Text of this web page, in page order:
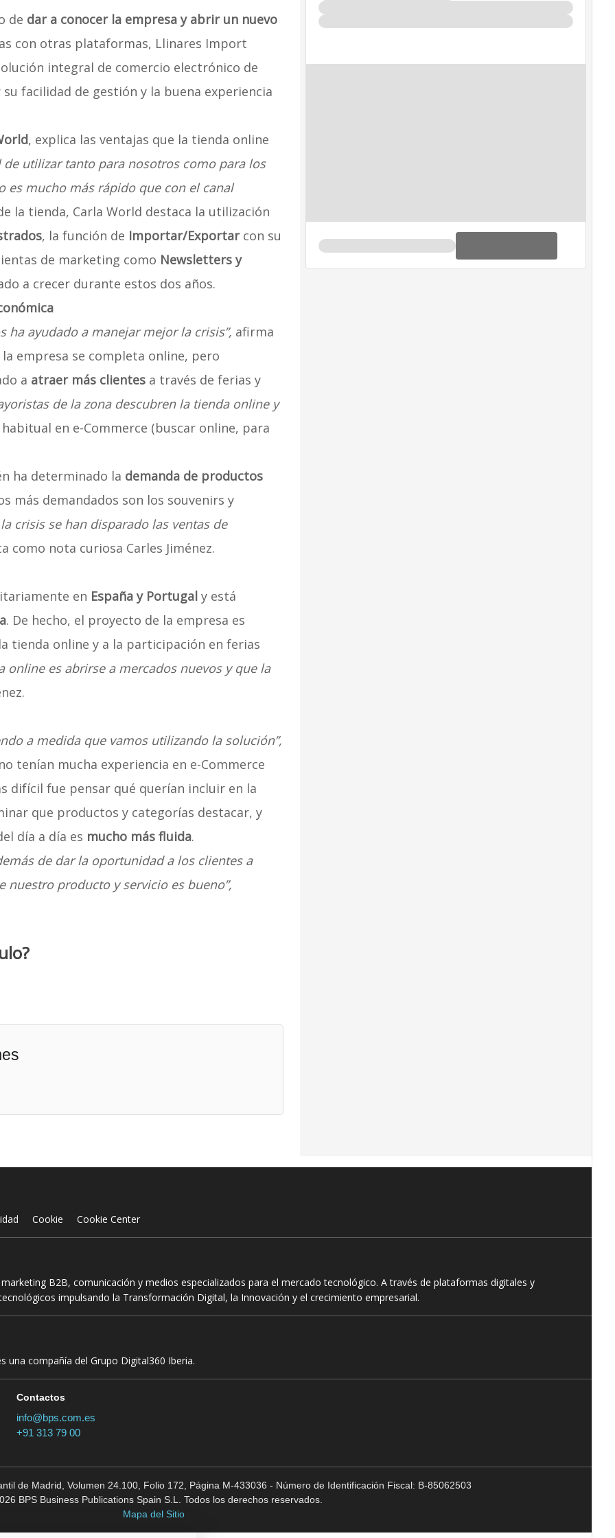
de dar a conocer la empresa y abrir un nuevo
con otras plataformas, Llinares Import
integral de comercio electrónico de
facilidad de gestión y la buena experiencia
, explica las ventajas que la tienda online
de utilizar tanto para nosotros como para los
mucho más rápido que con el canal
la tienda, Carla World destaca la utilización
, la función de Importar/Exportarcon su
de marketing como Newsletters y
a crecer durante estos dos años.
ha ayudado a manejar mejor la crisis”, afirma
la empresa se completa online, pero
a atraer más clientesa través de ferias y
de la zona descubren la tienda online y
en e-Commerce (buscar online, para
ha determinado la demanda de productos
más demandados son los souvenirs y
crisis se han disparado las ventas de
como nota curiosa Carles Jiménez.
en España y Portugaly está
. De hecho, el proyecto de la empresa es
tienda online y a la participación en ferias
online es abrirse a mercados nuevos y que la
a medida que vamos utilizando la solución”,
tenían mucha experiencia en e-Commerce
difícil fue pensar qué querían incluir en la
que productos y categorías destacar, y
día a día es mucho más fluida.
de dar la oportunidad a los clientes a
producto y servicio es bueno”,
Cookie Cookie Center
B2B, comunicación y medios especializados para el mercado tecnológico. A través de plataformas digitales y
impulsando la Transformación Digital, la Innovación y el crecimiento empresarial.
una compañía del Grupo Digital360 Iberia.
Contactos
info@bps.com.es
+91 313 79 00
de Madrid, Volumen 24.100, Folio 172, Página M-433036 - Número de Identificación Fiscal: B-85062503
BPS Business Publications Spain S.L. Todos los derechos reservados.
Mapa del Sitio